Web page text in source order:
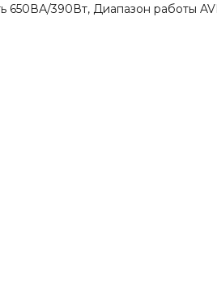
650ВА/390Вт, Диапазон работы